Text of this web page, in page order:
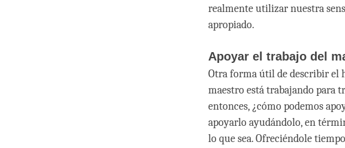
realmente utilizar nuestra
apropiado.
Apoyar el trabajo del
Otra forma útil de describir el
maestro está trabajando para
entonces, ¿cómo podemos
apoyarlo ayudándolo, en
lo que sea. Ofreciéndole